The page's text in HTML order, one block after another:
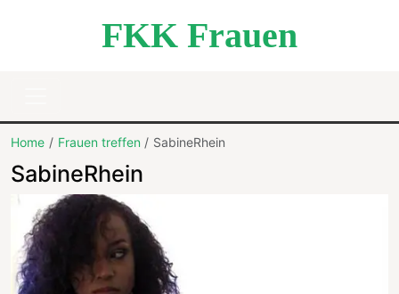
FKK Frauen
Home Frauen treffen SabineRhein
SabineRhein